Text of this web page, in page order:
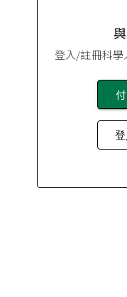
登入/註冊科學